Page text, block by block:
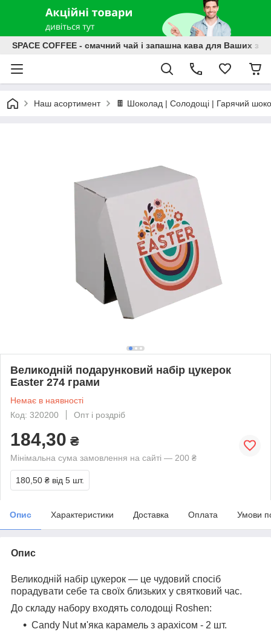
SPACE COFFEE - смачний чай і запашна кава для Ваших
Наш асортимент 🍫 Шоколад | Солодощі | Гарячий
Великодній подарунковий набір цукерок
Easter 274 грами
Немає в наявності
Код: 320200
Опт і роздріб
184,30 ₴
Мінімальна сума замовлення на сайті — 200 ₴
180,50 ₴ від 5 шт.
Опис Характеристики Доставка Оплата Умови
Опис
Великодній набір цукерок — це чудовий спосіб
порадувати себе та своїх близьких у святковий час.
До складу набору входять солодощі Roshen:
Candy Nut м'яка карамель з арахісом - 2 шт.